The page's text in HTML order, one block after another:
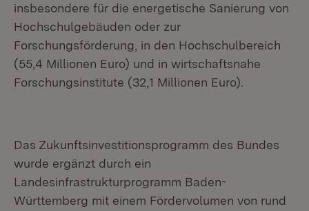
insbesondere für die energetische Sanierung von
Hochschulgebäuden oder zur
Forschungsförderung, in den Hochschulbereich
(55,4 Millionen Euro) und in wirtschaftsnahe
Forschungsinstitute (32,1 Millionen Euro).
Das Zukunftsinvestitionsprogramm des Bundes
wurde ergänzt durch ein
Landesinfrastrukturprogramm Baden-
Württemberg mit einem Fördervolumen von rund